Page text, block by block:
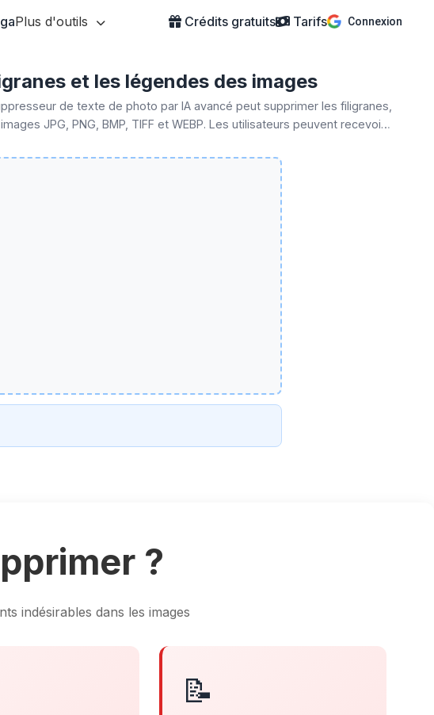
Plus d'outils Crédits gratuits Tarifs Connexion
et les légendes des images
de texte de photo par IA avancé peut supprimer les filigranes,
JPG, PNG, BMP, TIFF et WEBP. Les utilisateurs peuvent recevoir
?
indésirables dans les images
📝